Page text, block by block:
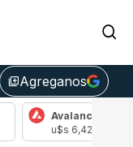
library_addAgreganos
Avalanche (-3,38%)